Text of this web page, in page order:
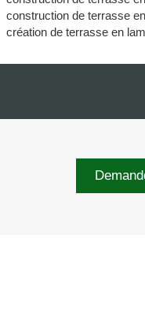
construction de terrasse
création de terrasse en